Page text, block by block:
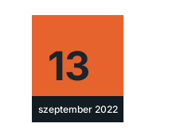
13
szeptember 2022